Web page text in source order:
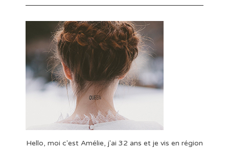
Hello, moi c'est Amélie, j'ai 32 ans et je vis en région